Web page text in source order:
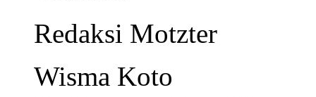
Redaksi Motzter
Wisma Koto